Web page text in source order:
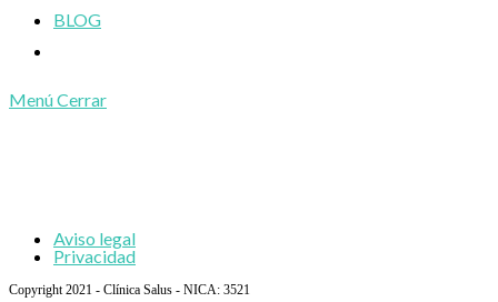
BLOG
de
MenúCerrar
Aviso legal
Privacidad
Copyright 2021 - Clínica Salus - NICA: 3521